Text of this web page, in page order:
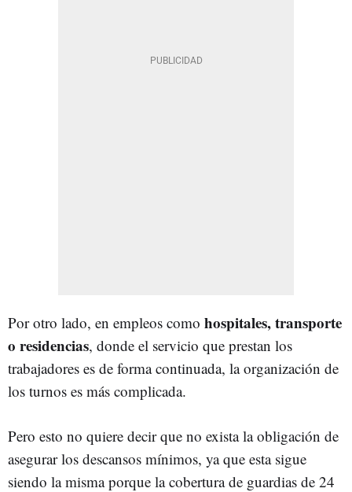
Por otro lado, en empleos como hospitales, transporte
o residencias, donde el servicio que prestan los
trabajadores es de forma continuada, la organización de
los turnos es más complicada.
Pero esto no quiere decir que no exista la obligación de
asegurar los descansos mínimos, ya que esta sigue
siendo la misma porque la cobertura de guardias de 24